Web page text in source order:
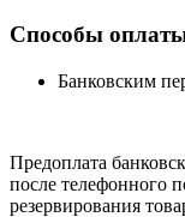
Способы
Банковским
Предоплата
после телефонного
резервирования